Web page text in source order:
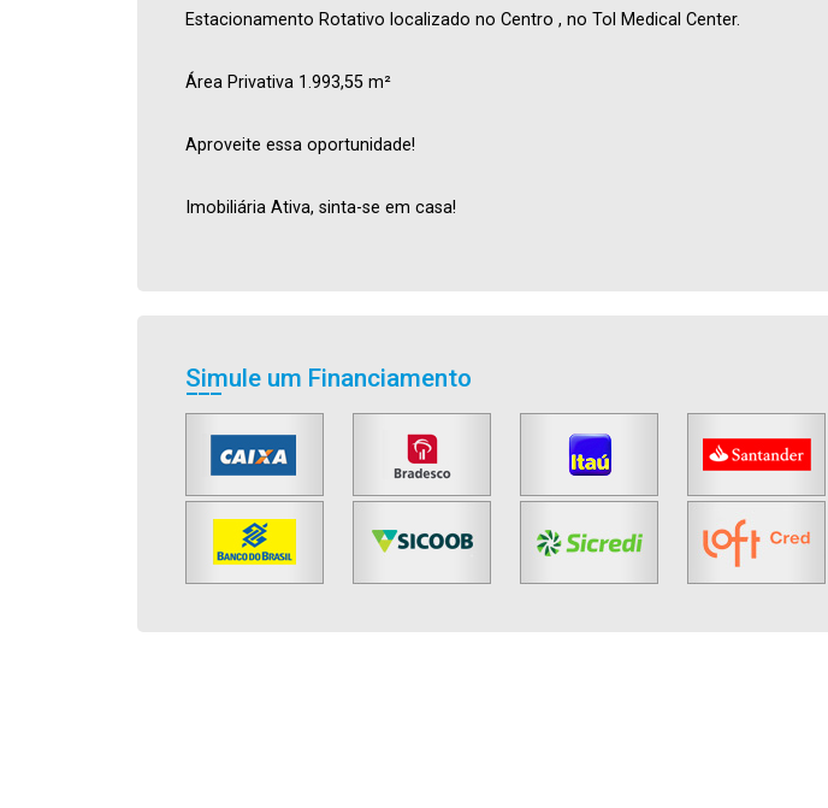
Estacionamento Rotativo localizado no Centro , no Tol Medical Center.
Área Privativa 1.993,55 m²
Aproveite essa oportunidade!
Imobiliária Ativa, sinta-se em casa!
Simule um Financiamento